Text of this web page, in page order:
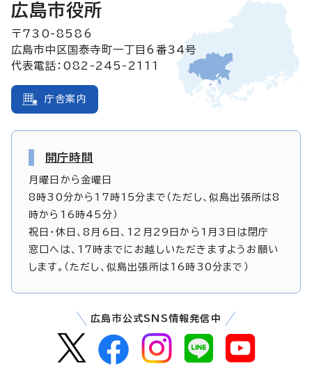
広島市役所
〒730-8586
広島市中区国泰寺町一丁目6番34号
代表電話：082-245-2111
庁舎案内
開庁時間
月曜日から金曜日
8時30分から17時15分まで（ただし、似島出張所は8
時から16時45分）
祝日・休日、8月6日、12月29日から1月3日は閉庁
窓口へは、17時までにお越しいただきますようお願い
します。（ただし、似島出張所は16時30分まで）
広島市公式SNS情報発信中